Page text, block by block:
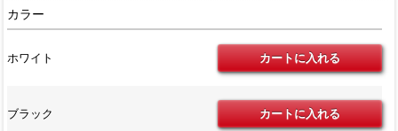
カラー
ホワイト
ブラック